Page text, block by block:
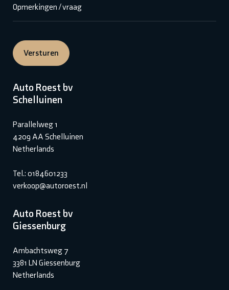
Opmerkingen / vraag
Versturen
Auto Roest bv
Schelluinen
Parallelweg 1
4209 AA Schelluinen
Netherlands
Tel.: 0184601233
verkoop@autoroest.nl
Auto Roest bv
Giessenburg
Ambachtsweg 7
3381 LN Giessenburg
Netherlands